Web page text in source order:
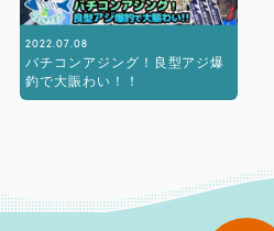
2022.07.08
バチコンアジング！良型アジ爆
釣で大賑わい！！